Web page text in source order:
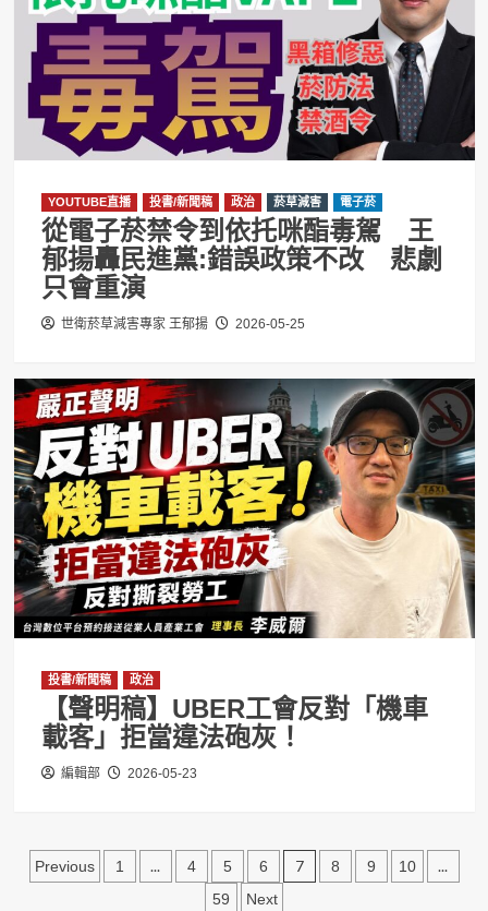
YOUTUBE直播 投書/新聞稿 政治 菸草減害 電子菸
從電子菸禁令到依托咪酯毒駕 王
郁揚轟民進黨:錯誤政策不改 悲劇
只會重演
世衛菸草減害專家 王郁揚 2026-05-25
投書/新聞稿 政治
【聲明稿】UBER工會反對「機車
載客」拒當違法砲灰！
編輯部 2026-05-23
文Previous 1 ... 4 5 6 7 8 9 10 ...
59 Next